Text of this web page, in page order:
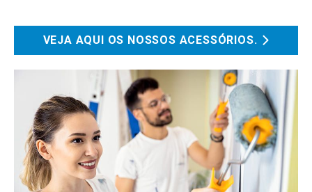
VEJA AQUI OS NOSSOS ACESSÓRIOS.